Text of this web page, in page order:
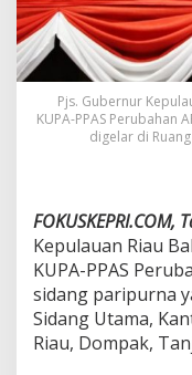
a
n
g
a
A
n
r
a
n
P
e
r
u
b
Pjs. Gubernur
KUPA-PPAS Perubahan
digelar di
FOKUSKEPRI.COM,
Kepulauan Riau
KUPA-PPAS
sidang paripurna
Sidang Utama,
Riau, Dompak,